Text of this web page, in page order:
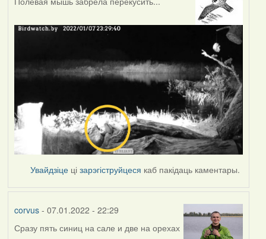
Увайдзіце цізарэгіструйцеся каб пакідаць каментары.
corvus- 07.01.2022 - 22:29
Сразу пять синиц на сале и две на орехах